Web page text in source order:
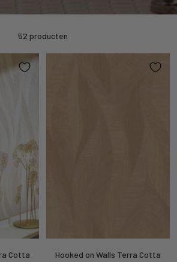
52 producten
Cotta
Hooked on Walls Terra Cotta